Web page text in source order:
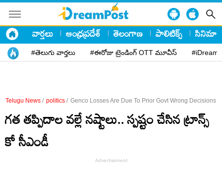
వార్తలు ఆంధ్రప్రదేశ్ తెలంగాణ పాలిటిక్స్ సినిమా
#తెలుగు వార్తలు #ఈరోజు ట్రెండింగ్ OTT మూవీస్
Telugu News / politics / Genco Losses Are Due To Prior Govt Wrong Decisions
గ‌త త‌ప్పిదాల వ‌ల్లే న‌ష్టాలు.. స్ప‌ష్టం చేసిన ట్రాన్స్
కో సీఎండీ